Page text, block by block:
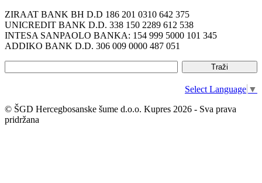
ZIRAAT BANK BH D.D 186 201 0310 642 375
UNICREDIT BANK D.D. 338 150 2289 612 538
INTESA SANPAOLO BANKA: 154 999 5000 101 345
ADDIKO BANK D.D. 306 009 0000 487 051
Select Language ▼
© ŠGD Hercegbosanske šume d.o.o. Kupres 2026 - Sva prava
pridržana